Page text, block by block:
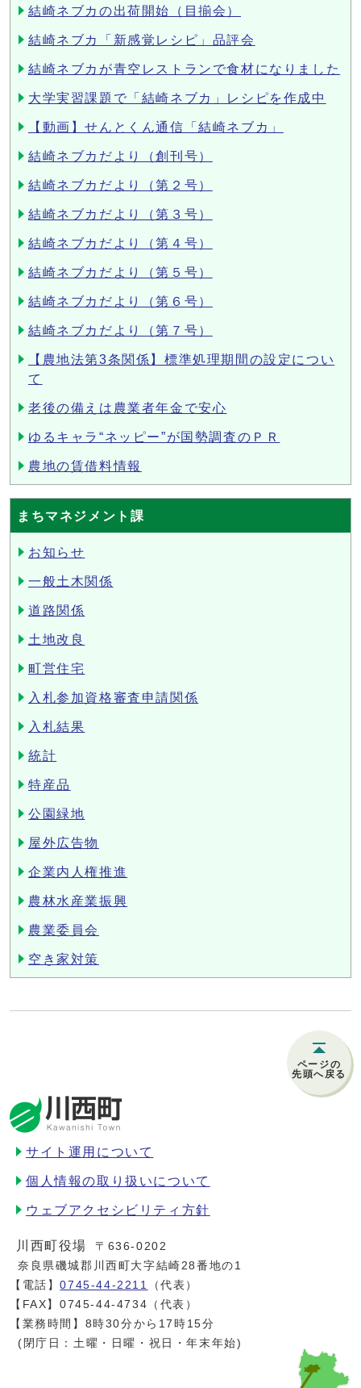
結崎ネブカの出荷開始（目揃会）
結崎ネブカ「新感覚レシピ」品評会
結崎ネブカが青空レストランで食材になりました
大学実習課題で「結崎ネブカ」レシピを作成中
【動画】せんとくん通信「結崎ネブカ」
結崎ネブカだより（創刊号）
結崎ネブカだより（第２号）
結崎ネブカだより（第３号）
結崎ネブカだより（第４号）
結崎ネブカだより（第５号）
結崎ネブカだより（第６号）
結崎ネブカだより（第７号）
【農地法第3条関係】標準処理期間の設定につい
て
老後の備えは農業者年金で安心
ゆるキャラ“ネッピー”が国勢調査のＰＲ
農地の賃借料情報
まちマネジメント課
お知らせ
一般土木関係
道路関係
土地改良
町営住宅
入札参加資格審査申請関係
入札結果
統計
特産品
公園緑地
屋外広告物
企業内人権推進
農林水産業振興
農業委員会
空き家対策
ページの
先頭へ戻る
サイト運用について
個人情報の取り扱いについて
ウェブアクセシビリティ方針
川西町役場
〒636-0202
奈良県磯城郡川西町大字結崎28番地の1
【電話】0745-44-2211
（代表）
【FAX】0745-44-4734（代表）
【業務時間】8時30分から17時15分
(閉庁日：土曜・日曜・祝日・年末年始)